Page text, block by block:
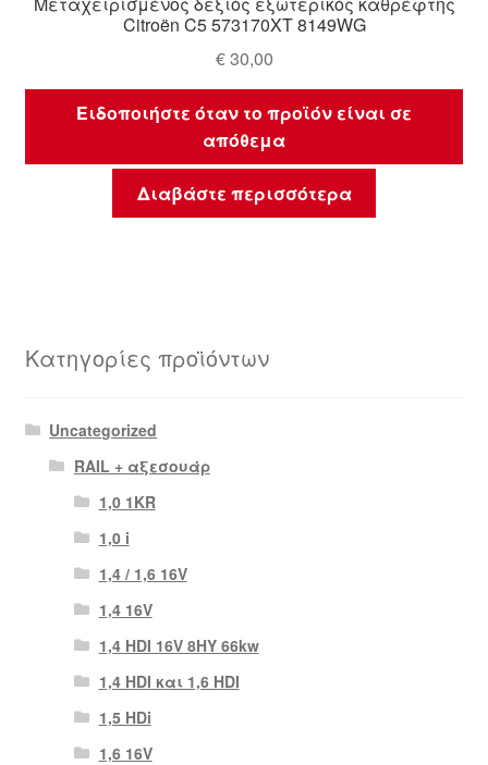
Citroën C5 573170XT 8149WG
€30,00
Ειδοποιήστε όταν το προϊόν είναι σε
απόθεμα
Διαβάστε περισσότερα
Κατηγορίες προϊόντων
Uncategorized
RAIL + αξεσουάρ
1,0 1KR
1,0 i
1,4 / 1,6 16V
1,4 16V
1,4 HDI 16V 8HY 66kw
1,4 HDI και 1,6 HDI
1,5 HDi
1,6 16V